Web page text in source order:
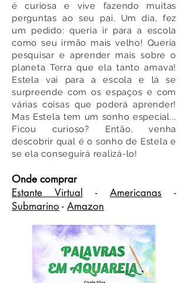
é curiosa e vive fazendo muitas
perguntas ao seu pai. Um dia, fez
um pedido: queria ir para a escola
como seu irmão mais velho! Queria
pesquisar e aprender mais sobre o
planeta Terra que ela tanto amava!
Estela vai para a escola e lá se
surpreende com os espaços e com
várias coisas que poderá aprender!
Mas Estela tem um sonho especial...
Ficou curioso? Então, venha
descobrir qual é o sonho de Estela e
se ela conseguirá realizá-lo!
Onde comprar
Estante Virtual
-Americanas -
Submarino - Amazon